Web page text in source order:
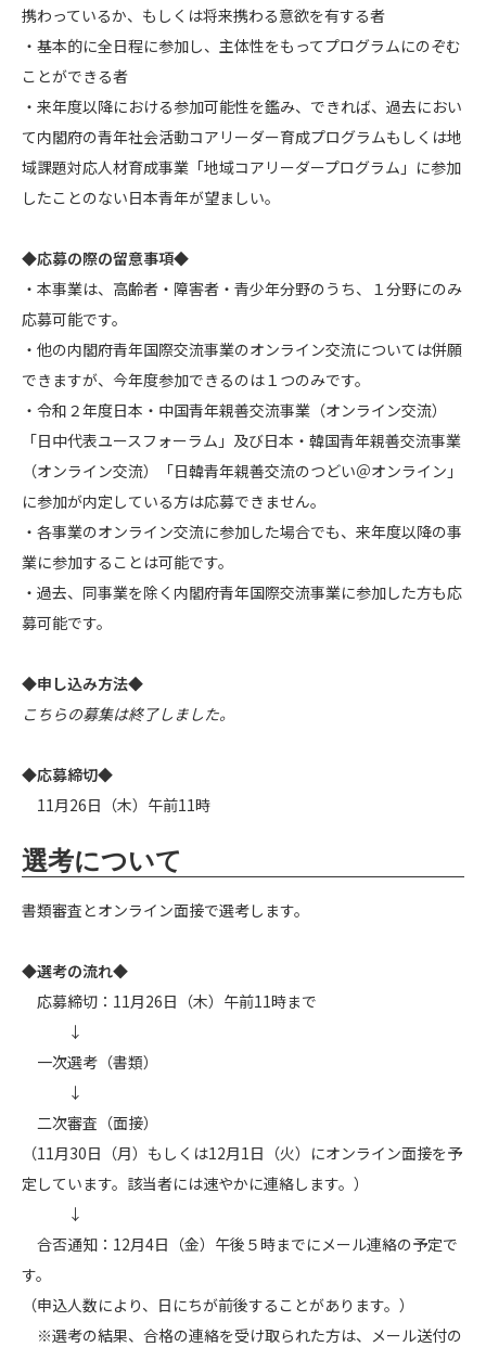
携わっているか、もしくは将来携わる意欲を有する者
・基本的に全日程に参加し、主体性をもってプログラムにのぞむ
ことができる者
・来年度以降における参加可能性を鑑み、できれば、過去におい
て内閣府の青年社会活動コアリーダー育成プログラムもしくは地
域課題対応人材育成事業「地域コアリーダープログラム」に参加
したことのない日本青年が望ましい。
◆応募の際の留意事項◆
・本事業は、高齢者・障害者・青少年分野のうち、１分野にのみ
応募可能です。
・他の内閣府青年国際交流事業のオンライン交流については併願
できますが、今年度参加できるのは１つのみです。
・令和２年度日本・中国青年親善交流事業（オンライン交流）
「日中代表ユースフォーラム」及び⽇本・韓国⻘年親善交流事業
（オンライン交流）「⽇韓⻘年親善交流のつどい＠オンライン」
に参加が内定している方は応募できません。
・各事業のオンライン交流に参加した場合でも、来年度以降の事
業に参加することは可能です。
・過去、同事業を除く内閣府青年国際交流事業に参加した方も応
募可能です。
◆申し込み方法◆
こちらの募集は終了しました。
◆応募締切◆
11月26日（木）午前11時
選考について
書類審査とオンライン面接で選考します。
◆選考の流れ◆
応募締切：11月26日（木）午前11時まで
↓
一次選考（書類）
↓
二次審査（面接）
（11月30日（月）もしくは12月1日（火）にオンライン面接を予
定しています。該当者には速やかに連絡します。）
↓
合否通知：12月4日（金）午後５時までにメール連絡の予定で
す。
（申込人数により、日にちが前後することがあります。）
※選考の結果、合格の連絡を受け取られた方は、メール送付の